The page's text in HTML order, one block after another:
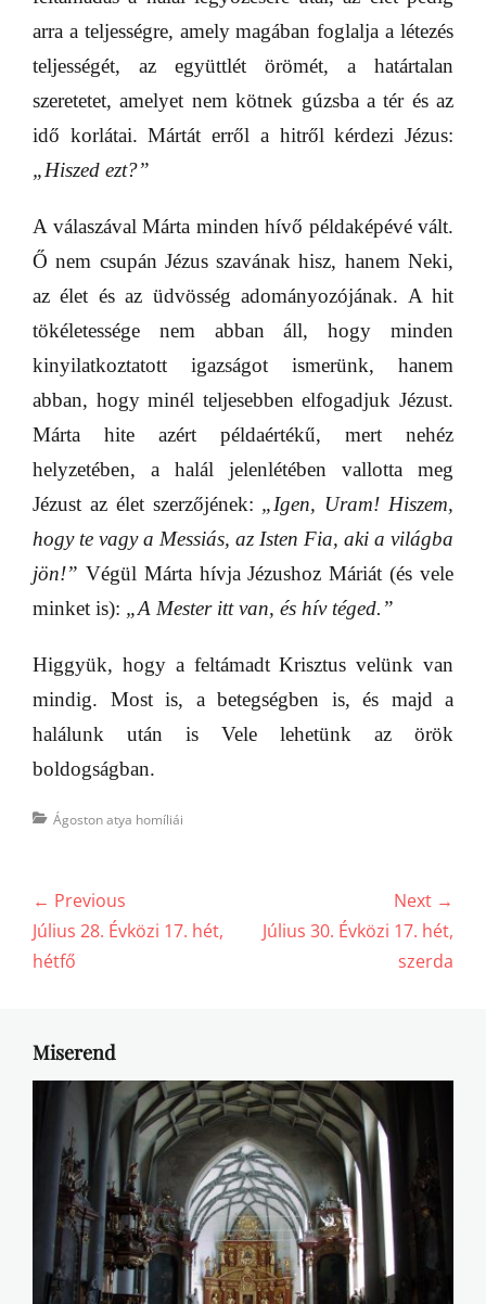
arra a teljességre, amely magában foglalja a létezés
teljességét, az együttlét örömét, a határtalan
szeretetet, amelyet nem kötnek gúzsba a tér és az
idő korlátai. Mártát erről a hitről kérdezi Jézus:
„Hiszed ezt?”
A válaszával Márta minden hívő példaképévé vált.
Ő nem csupán Jézus szavának hisz, hanem Neki,
az élet és az üdvösség adományozójának. A hit
tökéletessége nem abban áll, hogy minden
kinyilatkoztatott igazságot ismerünk, hanem
abban, hogy minél teljesebben elfogadjuk Jézust.
Márta hite azért példaértékű, mert nehéz
helyzetében, a halál jelenlétében vallotta meg
Jézust az élet szerzőjének: „Igen, Uram! Hiszem,
hogy te vagy a Messiás, az Isten Fia, aki a világba
jön!” Végül Márta hívja Jézushoz Máriát (és vele
minket is): „A Mester itt van, és hív téged.”
Higgyük, hogy a feltámadt Krisztus velünk van
mindig. Most is, a betegségben is, és majd a
halálunk után is Vele lehetünk az örök
boldogságban.
Categories
Ágoston atya homíliái
Bejegyzés
navigáció
← Previous
Previous
post:
Július 28. Évközi 17. hét,
hétfő
Next →
Next
Július 30. Évközi 17. hét,
szerda
Miserend